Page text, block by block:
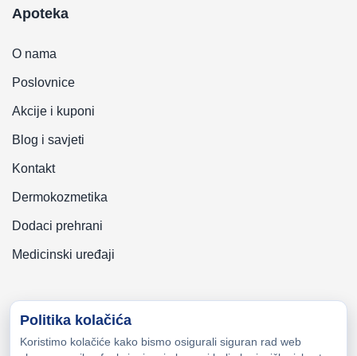
Apoteka
O nama
Poslovnice
Akcije i kuponi
Blog i savjeti
Kontakt
Dermokozmetika
Dodaci prehrani
Medicinski uređaji
Politika kolačića
Koristimo kolačiće kako bismo osigurali siguran rad web